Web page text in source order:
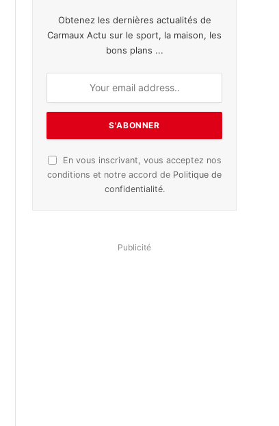
Obtenez les dernières actualités de
Carmaux Actu sur le sport, la maison, les
bons plans ...
En vous inscrivant, vous acceptez nos
conditions et notre accord de Politique de
confidentialité.
Publicité